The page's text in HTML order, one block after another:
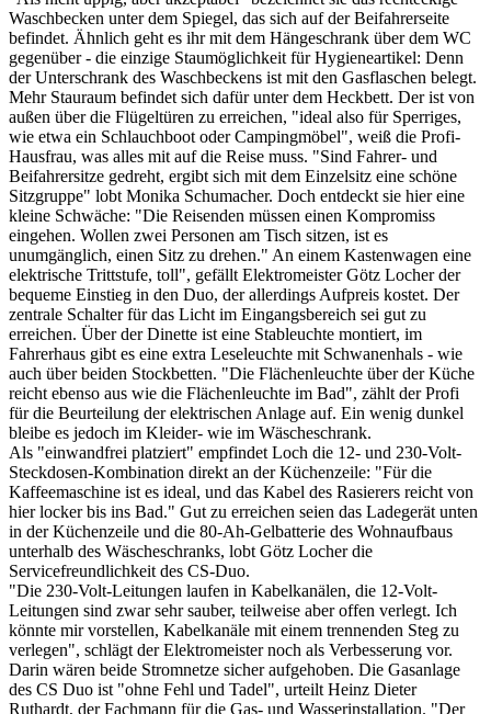
Waschbecken unter dem Spiegel, das sich auf der Beifahrerseite
befindet. Ähnlich geht es ihr mit dem Hängeschrank über dem WC
gegenüber - die einzige Staumöglichkeit für Hygieneartikel: Denn
der Unterschrank des Waschbeckens ist mit den Gasflaschen belegt.
Mehr Stauraum befindet sich dafür unter dem Heckbett. Der ist von
außen über die Flügeltüren zu erreichen, "ideal also für Sperriges,
wie etwa ein Schlauchboot oder Campingmöbel", weiß die Profi-
Hausfrau, was alles mit auf die Reise muss. "Sind Fahrer- und
Beifahrersitze gedreht, ergibt sich mit dem Einzelsitz eine schöne
Sitzgruppe" lobt Monika Schumacher. Doch entdeckt sie hier eine
kleine Schwäche: "Die Reisenden müssen einen Kompromiss
eingehen. Wollen zwei Personen am Tisch sitzen, ist es
unumgänglich, einen Sitz zu drehen." An einem Kastenwagen eine
elektrische Trittstufe, toll", gefällt Elektromeister Götz Locher der
bequeme Einstieg in den Duo, der allerdings Aufpreis kostet. Der
zentrale Schalter für das Licht im Eingangsbereich sei gut zu
erreichen. Über der Dinette ist eine Stableuchte montiert, im
Fahrerhaus gibt es eine extra Leseleuchte mit Schwanenhals - wie
auch über beiden Stockbetten. "Die Flächenleuchte über der Küche
reicht ebenso aus wie die Flächenleuchte im Bad", zählt der Profi
für die Beurteilung der elektrischen Anlage auf. Ein wenig dunkel
bleibe es jedoch im Kleider- wie im Wäscheschrank.
Als "einwandfrei platziert" empfindet Loch die 12- und 230-Volt-
Steckdosen-Kombination direkt an der Küchenzeile: "Für die
Kaffeemaschine ist es ideal, und das Kabel des Rasierers reicht von
hier locker bis ins Bad." Gut zu erreichen seien das Ladegerät unten
in der Küchenzeile und die 80-Ah-Gelbatterie des Wohnaufbaus
unterhalb des Wäscheschranks, lobt Götz Locher die
Servicefreundlichkeit des CS-Duo.
"Die 230-Volt-Leitungen laufen in Kabelkanälen, die 12-Volt-
Leitungen sind zwar sehr sauber, teilweise aber offen verlegt. Ich
könnte mir vorstellen, Kabelkanäle mit einem trennenden Steg zu
verlegen", schlägt der Elektromeister noch als Verbesserung vor.
Darin wären beide Stromnetze sicher aufgehoben. Die Gasanlage
des CS Duo ist "ohne Fehl und Tadel", urteilt Heinz Dieter
Ruthardt, der Fachmann für die Gas- und Wasserinstallation. "Der